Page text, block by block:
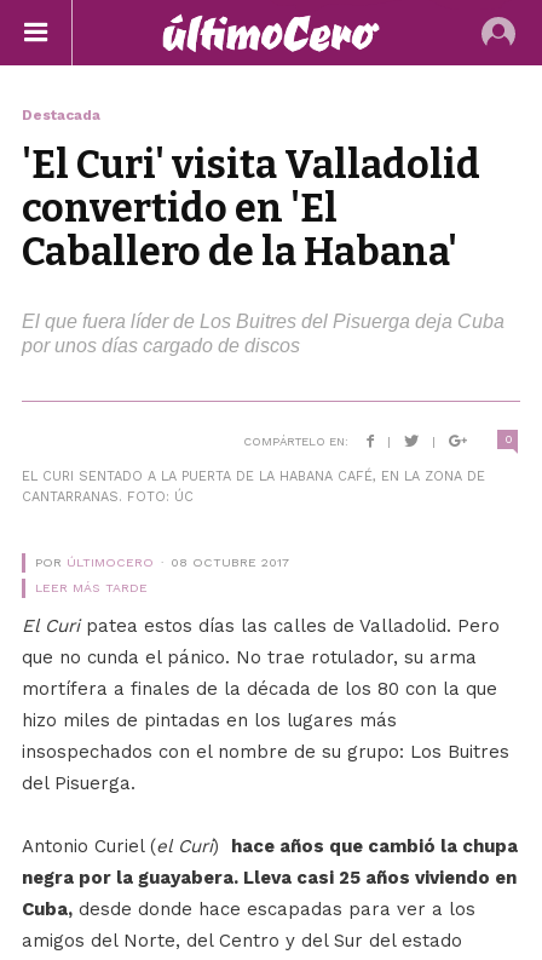
Destacada
'El Curi' visita Valladolid
convertido en 'El
Caballero de la Habana'
El que fuera líder de Los Buitres del Pisuerga deja Cuba
por unos días cargado de discos
COMPÁRTELO EN: | | 0
EL CURI SENTADO A LA PUERTA DE LA HABANA CAFÉ, EN LA ZONA DE
CANTARRANAS. FOTO: ÚC
POR ÚLTIMOCERO
08 OCTUBRE 2017
LEER MÁS TARDE
El Curi patea estos días las calles de Valladolid. Pero
que no cunda el pánico. No trae rotulador, su arma
mortífera a finales de la década de los 80 con la que
hizo miles de pintadas en los lugares más
insospechados con el nombre de su grupo: Los Buitres
del Pisuerga.
Antonio Curiel (el Curi) hace años que cambió la chupa
negra por la guayabera. Lleva casi 25 años viviendo en
Cuba,desde donde hace escapadas para ver a los
amigos del Norte, del Centro y del Sur del estado